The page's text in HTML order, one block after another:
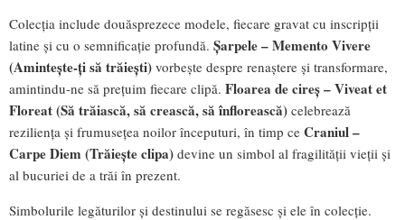
Colecția include douăsprezece modele, fiecare gravat cu inscripții
latine și cu o semnificație profundă. Șarpele – Memento Vivere
(Amintește-ți să trăiești) vorbește despre renaștere și transformare,
amintindu-ne să prețuim fiecare clipă. Floarea de cireș – Viveat et
Floreat (Să trăiască, să crească, să înflorească) celebrează
reziliența și frumusețea noilor începuturi, în timp ce Craniul –
Carpe Diem (Trăiește clipa) devine un simbol al fragilității vieții și
al bucuriei de a trăi în prezent.
Simbolurile legăturilor și destinului se regăsesc și ele în colecție.